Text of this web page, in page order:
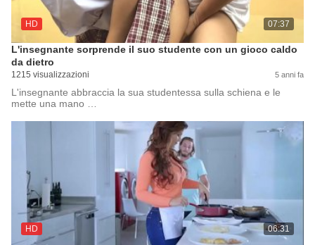
HD 07:37
L'insegnante sorprende il suo studente con un gioco caldo
da dietro
1215 visualizzazioni 5 anni fa
L'insegnante abbraccia la sua studentessa sulla schiena e le
mette una mano …
HD 06:31